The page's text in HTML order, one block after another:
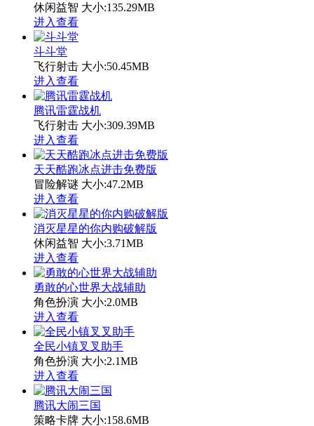
休闲益智 大小:135.29MB
进入查看
斗斗堂
飞行射击 大小:50.45MB
进入查看
腾讯雷霆战机
飞行射击 大小:309.39MB
进入查看
天天酷跑冰点进击免费版
冒险解谜 大小:47.2MB
进入查看
消灭星星的你内购破解版
休闲益智 大小:3.71MB
进入查看
勇敢的心世界大战辅助
角色扮演 大小:2.0MB
进入查看
全民小镇叉叉助手
角色扮演 大小:2.1MB
进入查看
腾讯大闹三国
策略卡牌 大小:158.6MB